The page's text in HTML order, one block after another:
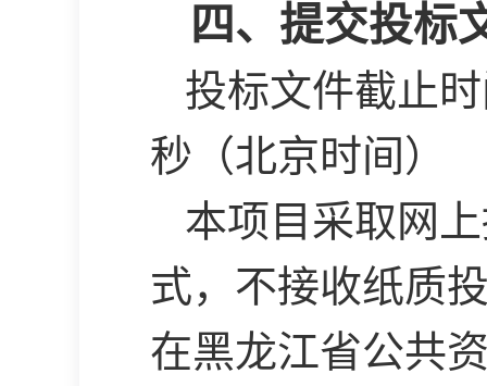
四、提交投标
投标文件截止
秒（北京时间）
本项目采取网
式，不接收纸质
在黑龙江省公共